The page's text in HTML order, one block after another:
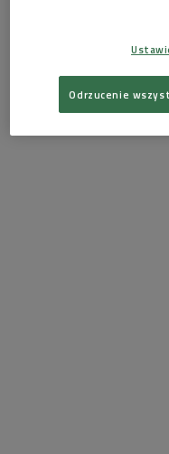
opróżnioną wcześniej z
zachowuje się jak
przekształcić się w
Odrzucenie